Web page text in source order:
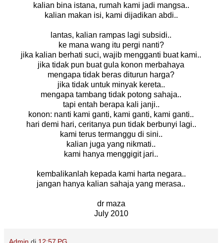
kalian bina istana, rumah kami jadi mangsa..
kalian makan isi, kami dijadikan abdi..
lantas, kalian rampas lagi subsidi..
ke mana wang itu pergi nanti?
jika kalian berhati suci, wajib mengganti buat kami..
jika tidak pun buat gula konon merbahaya
mengapa tidak beras diturun harga?
jika tidak untuk minyak kereta..
mengapa tambang tidak potong sahaja..
tapi entah berapa kali janji..
konon: nanti kami ganti, kami ganti, kami ganti..
hari demi hari, ceritanya pun tidak berbunyi lagi..
kami terus termanggu di sini..
kalian juga yang nikmati..
kami hanya menggigit jari..
kembalikanlah kepada kami harta negara..
jangan hanya kalian sahaja yang merasa..
dr maza
July 2010
Admin di 12:57 PG